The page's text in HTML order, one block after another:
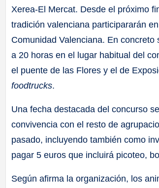
Xerea-El Mercat. Desde el próximo
tradición valenciana participararán
Comunidad Valenciana. En
a 20 horas en el lugar habitual del
el puente de las Flores y el de
foodtrucks.
Una fecha destacada del concurso
convivencia con el resto de
pasado, incluyendo también como
pagar 5 euros que incluirá picoteo,
Según afirma la organización, los